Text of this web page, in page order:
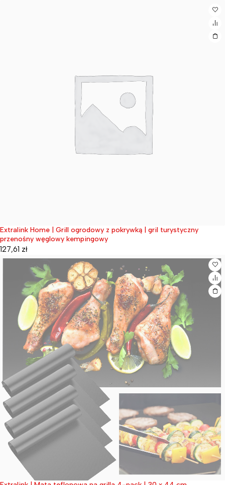
Wyprzedane
Extralink Home | Grill ogrodowy z pokrywką | gril turystyczny
przenośny węglowy kempingowy
127,61 zł